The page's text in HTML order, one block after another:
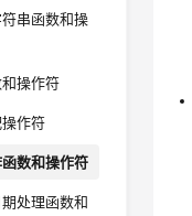
串函数和操
操作符
作符
数和操作符
处理函数和